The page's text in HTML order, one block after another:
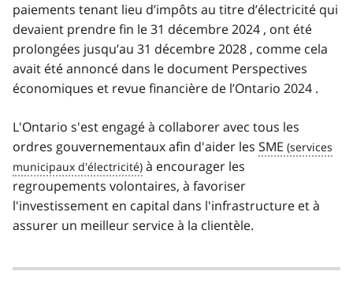
paiements tenant lieu d’impôts au titre d’électricité qui
devaient prendre fin le 31 décembre 2024 , ont été
prolongées jusqu’au 31 décembre 2028 , comme cela
avait été annoncé dans le document Perspectives
économiques et revue financière de l’Ontario 2024 .
L'Ontario s'est engagé à collaborer avec tous les
ordres gouvernementaux afin d'aider les SME
à encourager les
regroupements volontaires, à favoriser
l'investissement en capital dans l'infrastructure et à
assurer un meilleur service à la clientèle.